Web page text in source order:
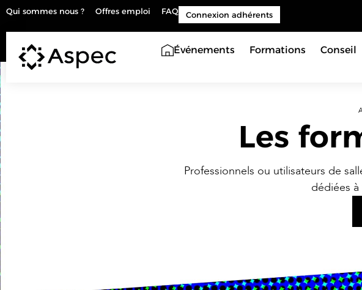
Qui sommes nous ? Offres emploi FAQ Connexion adhérents
Événements Formations Conseil
Les
Professionnels ou utilisateurs de
dédiées